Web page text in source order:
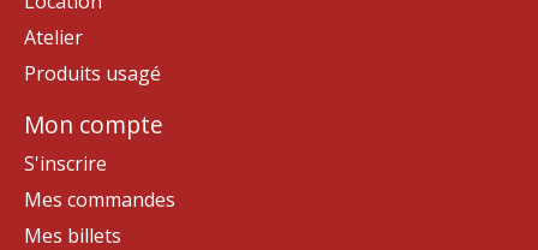
Atelier
Produits usagé
Mon compte
S'inscrire
Mes commandes
Mes billets